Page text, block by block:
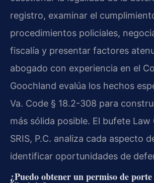
registro, examinar el
procedimientos policiales,
fiscalía y presentar factores
abogado con experiencia en el
Goochland evalúa los hechos
Va. Code § 18.2-308 para
más sólida posible. El bufete
SRIS, P.C. analiza cada aspecto
identificar oportunidades de
¿Puedo obtener un permiso de